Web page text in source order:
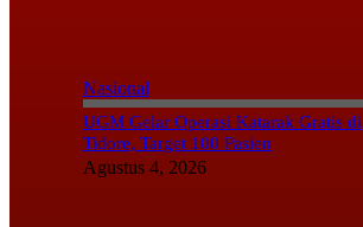
Nasional
UGM Gelar Operasi Katarak Gratis di
Tidore, Target 100 Pasien
Agustus 4, 2026